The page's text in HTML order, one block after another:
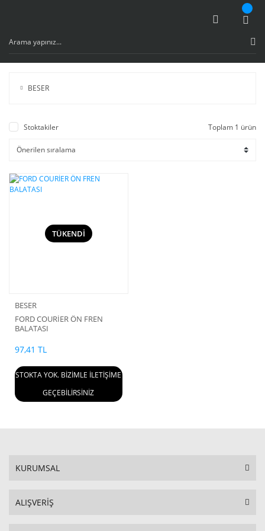
BESER
Stoktakiler Toplam 1 ürün
TÜKENDİ
BESER
FORD COURİER ÖN FREN
BALATASI
97,41 TL
STOKTA YOK. BİZİMLE İLETİŞİME
GEÇEBİLİRSİNİZ
KURUMSAL
ALIŞVERİŞ